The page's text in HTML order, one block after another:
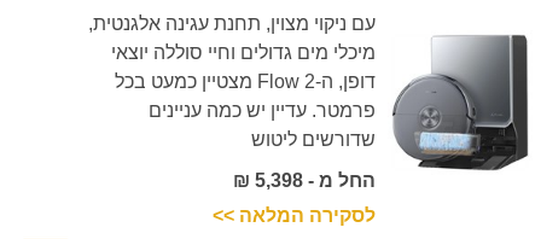
עם ניקוי מצוין, תחנת עגינה אלגנטית,
מיכלי מים גדולים וחיי סוללה יוצאי
דופן, ה-Flow 2 מצטיין כמעט בכל
פרמטר. עדיין יש כמה עניינים
שדורשים ליטוש
החל מ - 5,398 ₪
לסקירה המלאה >>